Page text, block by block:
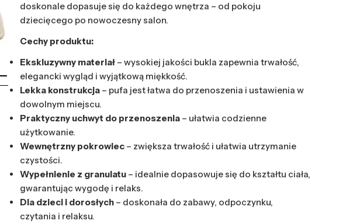
doskonale dopasuje się do każdego wnętrza – od pokoju
dziecięcego po nowoczesny salon.
Cechy produktu:
Ekskluzywny materiał – wysokiej jakości bukla zapewnia trwałość,
elegancki wygląd i wyjątkową miękkość.
Lekka konstrukcja – pufa jest łatwa do przenoszenia i ustawienia w
dowolnym miejscu.
Praktyczny uchwyt do przenoszenia – ułatwia codzienne
użytkowanie.
Wewnętrzny pokrowiec – zwiększa trwałość i ułatwia utrzymanie
czystości.
Wypełnienie z granulatu – idealnie dopasowuje się do kształtu ciała,
gwarantując wygodę i relaks.
Dla dzieci i dorosłych – doskonała do zabawy, odpoczynku,
czytania i relaksu.